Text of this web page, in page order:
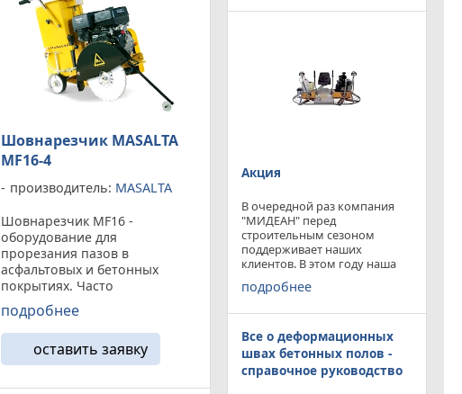
Шовнарезчик MASALTA
MF16-4
производитель: MASALTA
Шовнарезчик MF16 -
оборудование для
прорезания пазов в
асфальтовых и бетонных
покрытиях. Часто
используются при дорожных
работах, а так же при
ремонте, например, для
прокладки
коммуникаций.Стальная
подробнее
оставить заявку
широк. Это
Акция
В очередной раз компания
"МИДЕАН" перед
строительным сезоном
поддерживает наших
клиентов. В этом году наша
компания предлагает
приобрести двухроторную
площадью затирки 2540 мм
по цене двухроторной
подробнее
Все о деформационных
швах бетонных полов -
справочное руководство